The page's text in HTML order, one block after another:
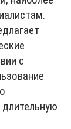
с
длительную